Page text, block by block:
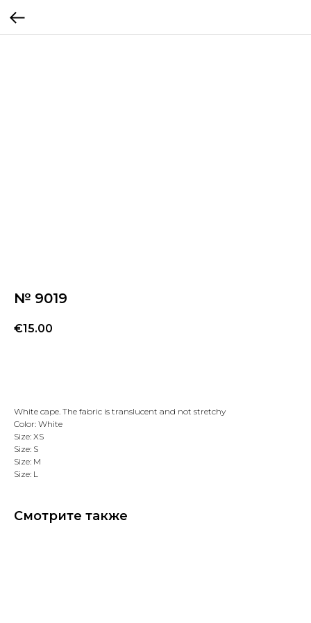
№ 9019
€15.00
White cape. The fabric is translucent and not stretchy
Color: White
Size: XS
Size: S
Size: M
Size: L
Смотрите также